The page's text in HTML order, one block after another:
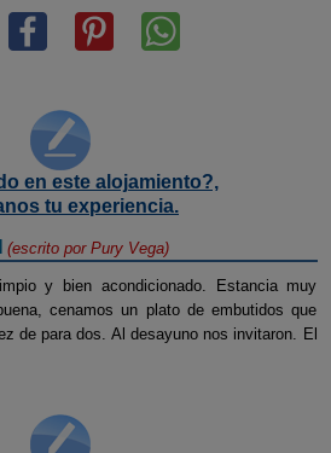
en este alojamiento?,
tu experiencia.
(escrito por Pury Vega)
y bien acondicionado. Estancia muy
cenamos un plato de embutidos que
de para dos. Al desayuno nos invitaron. El